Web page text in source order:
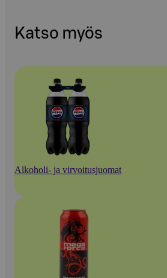
Katso myös
Alkoholi- ja virvoitusjuomat